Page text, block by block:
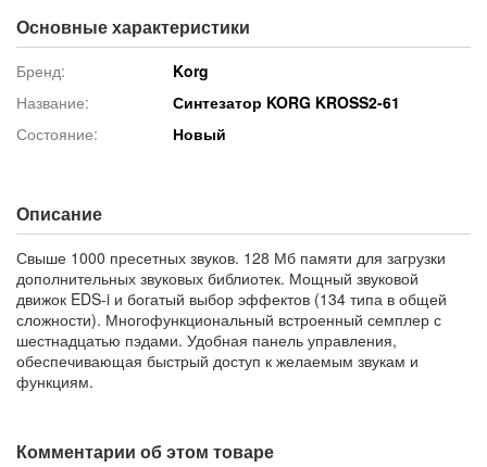
Основные характеристики
Бренд:
Korg
Название:
Синтезатор KORG KROSS2-61
Состояние:
Новый
Описание
Свыше 1000 пресетных звуков. 128 Мб памяти для загрузки
дополнительных звуковых библиотек. Мощный звуковой
движок EDS-i и богатый выбор эффектов (134 типа в общей
сложности). Многофункциональный встроенный семплер с
шестнадцатью пэдами. Удобная панель управления,
обеспечивающая быстрый доступ к желаемым звукам и
функциям.
Комментарии об этом товаре